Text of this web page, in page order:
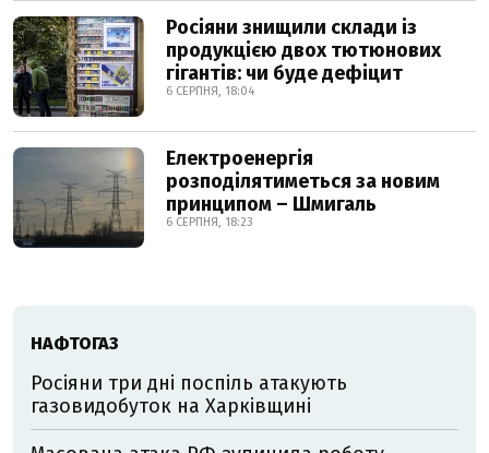
Росіяни знищили склади із
продукцією двох тютюнових
гігантів: чи буде дефіцит
6 СЕРПНЯ, 18:04
Електроенергія
розподілятиметься за новим
принципом – Шмигаль
6 СЕРПНЯ, 18:23
НАФТОГАЗ
Росіяни три дні поспіль атакують
газовидобуток на Харківщині